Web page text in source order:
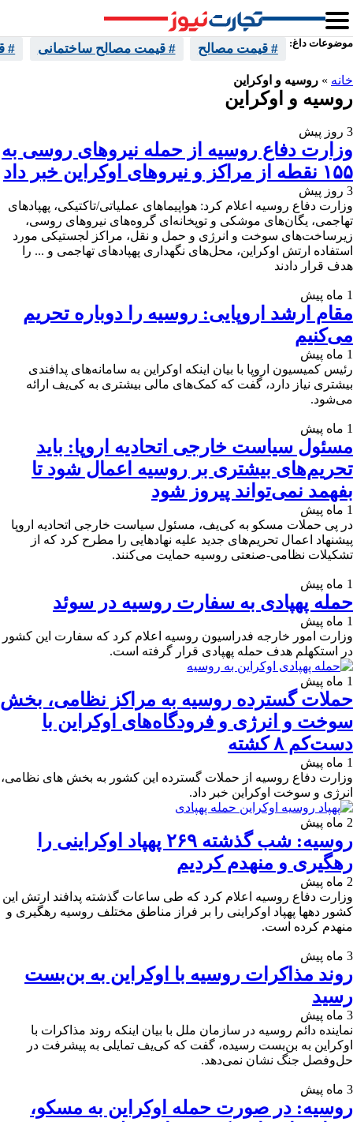
موضوعات داغ: # قیمت مصالح # قیمت مصالح ساختمانی #
خانه » روسیه و اوکراین
روسیه و اوکراین
3 روز پیش
وزارت دفاع روسیه از حمله نیروهای روسی به
۱۵۵ نقطه از مراکز و نیروهای اوکراین خبر داد
3 روز پیش
وزارت دفاع روسیه اعلام کرد: هواپیماهای عملیاتی/تاکتیکی، پهپادهای
تهاجمی، یگان‌های موشکی و توپخانه‌ای گروه‌های نیروهای روسی،
زیرساخت‌های سوخت و انرژی و حمل و نقل، مراکز لجستیکی مورد
استفاده ارتش اوکراین، محل‌های نگهداری پهپادهای تهاجمی و ... را
هدف قرار دادند
1 ماه پیش
مقام ارشد اروپایی: روسیه را دوباره تحریم
می‌کنیم
1 ماه پیش
رئیس کمیسیون اروپا با بیان اینکه اوکراین به سامانه‌های پدافندی
بیشتری نیاز دارد، گفت که کمک‌های مالی بیشتری به کی‌یف ارائه
می‌شود.
1 ماه پیش
مسئول سیاست خارجی اتحادیه اروپا: باید
تحریم‌های بیشتری بر روسیه اعمال شود تا
بفهمد نمی‌تواند پیروز شود
1 ماه پیش
در پی حملات مسکو به کی‌یف، مسئول سیاست خارجی اتحادیه اروپا
پیشنهاد اعمال تحریم‌های جدید علیه نهادهایی را مطرح کرد که از
تشکیلات نظامی-صنعتی روسیه حمایت می‌کنند.
1 ماه پیش
حمله پهپادی به سفارت روسیه در سوئد
1 ماه پیش
وزارت امور خارجه فدراسیون روسیه اعلام کرد که سفارت این کشور
در استکهلم هدف حمله پهپادی قرار گرفته است.
1 ماه پیش
حملات گسترده روسیه به مراکز نظامی، بخش
سوخت و انرژی و فرودگاه‌های اوکراین با
دست‌کم ۸ کشته
1 ماه پیش
وزارت دفاع روسیه از حملات گسترده این کشور به بخش های نظامی،
انرژی و سوخت اوکراین خبر داد.
2 ماه پیش
روسیه: شب گذشته ۲۶۹ پهپاد اوکراینی را
رهگیری و منهدم کردیم
2 ماه پیش
وزارت دفاع روسیه اعلام کرد که طی ساعات گذشته پدافند ارتش این
کشور دهها پهپاد اوکراینی را بر فراز مناطق مختلف روسیه رهگیری و
منهدم کرده است.
3 ماه پیش
روند مذاکرات روسیه با اوکراین به بن‌بست
رسید
3 ماه پیش
نماینده دائم روسیه در سازمان ملل با بیان اینکه روند مذاکرات با
اوکراین به بن‌بست رسیده، گفت که کی‌یف تمایلی به پیشرفت در
حل‌وفصل جنگ نشان نمی‌دهد.
3 ماه پیش
روسیه: در صورت حمله اوکراین به مسکو،